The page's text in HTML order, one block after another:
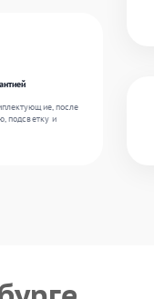
после
подсветку и